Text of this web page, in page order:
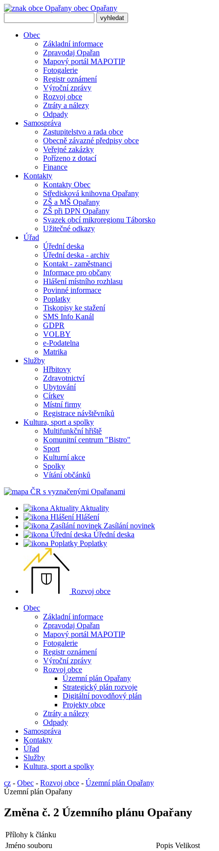
obec Opařany
Obec
Základní informace
Zpravodaj Opařan
Mapový portál MAPOTIP
Fotogalerie
Registr oznámení
Výroční zprávy
Rozvoj obce
Ztráty a nálezy
Odpady
Samospráva
Zastupitelstvo a rada obce
Obecně závazné předpisy obce
Veřejné zakázky
Pořízeno z dotací
Finance
Kontakty
Kontakty Obec
Středisková knihovna Opařany
ZŠ a MŠ Opařany
ZŠ při DPN Opařany
Svazek obcí mikroregionu Táborsko
Užitečné odkazy
Úřad
Úřední deska
Úřední deska - archiv
Kontakt - zaměstnanci
Informace pro občany
Hlášení místního rozhlasu
Povinné informace
Poplatky
Tiskopisy ke stažení
SMS Info Kanál
GDPR
VOLBY
e-Podatelna
Matrika
Služby
Hřbitovy
Zdravotnictví
Ubytování
Církev
Místní firmy
Registrace návštěvníků
Kultura, sport a spolky
Multifunkční hřiště
Komunitní centrum "Bistro"
Sport
Kulturní akce
Spolky
Vítání občánků
Aktuality
Hlášení
Zasílání novinek
Úřední deska
Poplatky
Rozvoj obce
Obec
Základní informace
Zpravodaj Opařan
Mapový portál MAPOTIP
Fotogalerie
Registr oznámení
Výroční zprávy
Rozvoj obce
Územní plán Opařany
Strategický plán rozvoje
Digitální povodňový plán
Projekty obce
Ztráty a nálezy
Odpady
Samospráva
Kontakty
Úřad
Služby
Kultura, sport a spolky
cz - Obec - Rozvoj obce - Územní plán Opařany
Územní plán Opařany
Změna č. 2 Územního plánu Opařany
Přílohy k článku
Jméno souboru
Popis Velikost